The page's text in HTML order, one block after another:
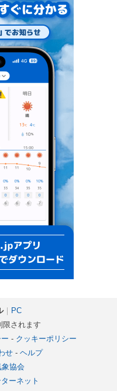
｜
PC
されます
- クッキーポリシー
せ- ヘルプ
象協会
ーネット